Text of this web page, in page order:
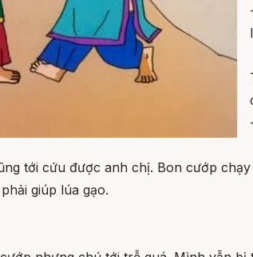
tới cứu được anh chị. Bon cướp
giúp lúa gạo.